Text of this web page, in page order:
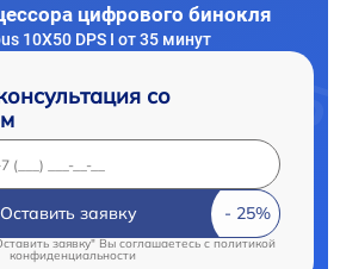
цифрового бинокля
10X50 DPS I от 35 минут
со
Оставить заявку
заявку" Вы соглашаетесь c политикой
конфиденциальности